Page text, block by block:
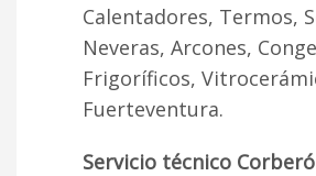
Calentadores, Termos,
Neveras, Arcones,
Frigoríficos,
Fuerteventura.
Servicio técnico Corberó